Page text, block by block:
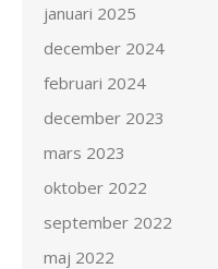
januari 2025
december 2024
februari 2024
december 2023
mars 2023
oktober 2022
september 2022
maj 2022